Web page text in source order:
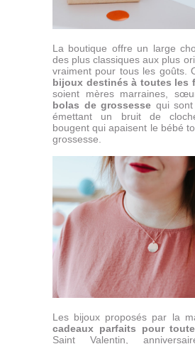
La boutique offre un large
des plus classiques aux plus
vraiment pour tous les goûts.
bijoux destinés à toutes les
soient mères marraines,
bolas de grossesse qui
émettant un bruit de
bougent qui apaisent le bébé
grossesse.
Les bijoux proposés par la
cadeaux parfaits pour
Saint Valentin,